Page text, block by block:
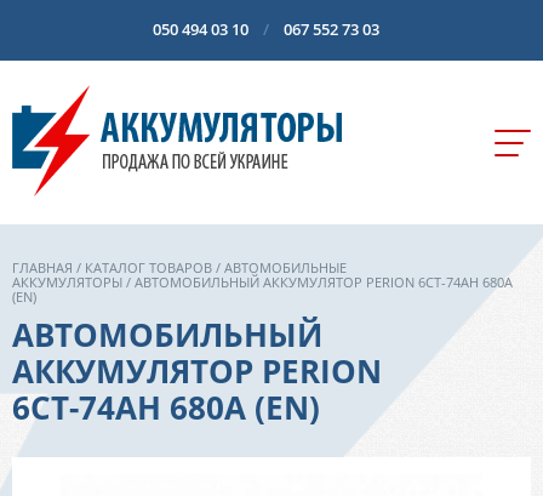
050 494 03 10 067 552 73 03
ГЛАВНАЯ / КАТАЛОГ ТОВАРОВ / АВТОМОБИЛЬНЫЕ
АККУМУЛЯТОРЫ / АВТОМОБИЛЬНЫЙ АККУМУЛЯТОР PERION 6СТ-74AH 680A
(EN)
АВТОМОБИЛЬНЫЙ
АККУМУЛЯТОР PERION
6СТ-74AH 680A (EN)